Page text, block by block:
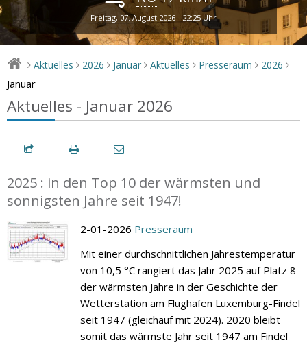
Freitag, 07. August 2026 - 22:25 Uhr
> Aktuelles > 2026 > Januar > Aktuelles > Presseraum > 2026 >
Januar
Aktuelles - Januar 2026
2025 : in den Top 10 der wärmsten und
sonnigsten Jahre seit 1947!
2-01-2026 Presseraum
Mit einer durchschnittlichen Jahrestemperatur
von 10,5 °C rangiert das Jahr 2025 auf Platz 8
der wärmsten Jahre in der Geschichte der
Wetterstation am Flughafen Luxemburg-Findel
seit 1947 (gleichauf mit 2024). 2020 bleibt
somit das wärmste Jahr seit 1947 am Findel